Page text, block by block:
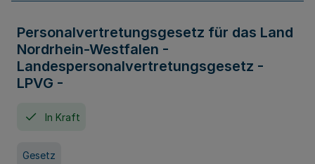
Personalvertretungsgesetz für das Land
Nordrhein-Westfalen -
Landespersonalvertretungsgesetz -
LPVG -
In Kraft
Gesetz